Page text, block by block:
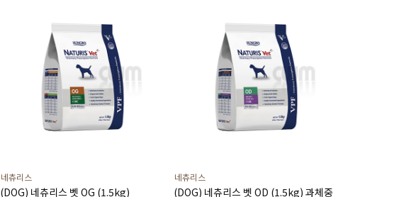
네츄리스
(DOG) 네츄리스 벳 OG (1.5kg)
네츄리스
(DOG) 네츄리스 벳 OD (1.5kg) 과체중